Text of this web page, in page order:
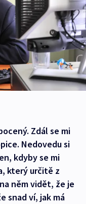
Zdál se mi
Nedovedu si
kdyby se mi
který určitě z
něm vidět, že je
snad ví, jak má